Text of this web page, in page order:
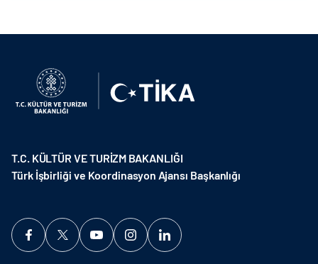
T.C. KÜLTÜR VE TURİZM BAKANLIĞI
Türk İşbirliği ve Koordinasyon Ajansı Başkanlığı